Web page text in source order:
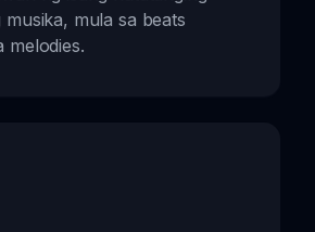
mula sa beats
melodies.